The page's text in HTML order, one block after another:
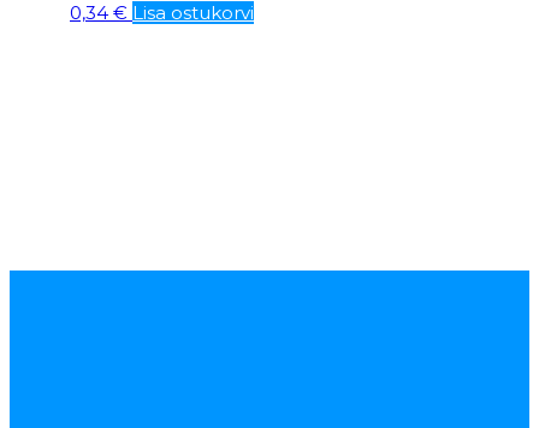
0,34 € Lisa ostukorvi